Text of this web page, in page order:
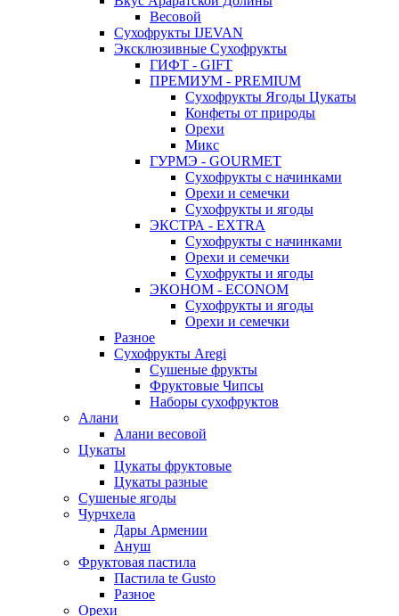
Весовой
Сухофрукты IJEVAN
Эксклюзивные Сухофрукты
ГИФТ - GIFT
ПРЕМИУМ - PREMIUM
Сухофрукты Ягоды Цукаты
Конфеты от природы
Орехи
Микс
ГУРМЭ - GOURMET
Сухофрукты с начинками
Орехи и семечки
Сухофрукты и ягоды
ЭКСТРА - EXTRA
Сухофрукты с начинками
Орехи и семечки
Сухофрукты и ягоды
ЭКОНОМ - ECONOM
Сухофрукты и ягоды
Орехи и семечки
Разное
Сухофрукты Aregi
Сушеные фрукты
Фруктовые Чипсы
Наборы сухофруктов
Алани
Алани весовой
Цукаты
Цукаты фруктовые
Цукаты разные
Сушеные ягоды
Чурчхела
Дары Армении
Ануш
Фруктовая пастила
Пастила te Gusto
Разное
Орехи